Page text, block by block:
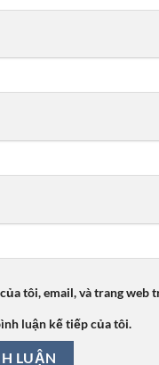
tôi, email, và trang web
luận kế tiếp của tôi.